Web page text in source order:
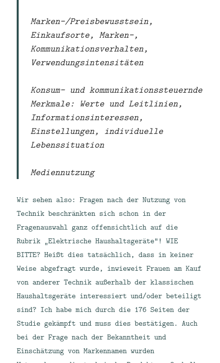
Marken-/Preisbewusstsein,
Einkaufsorte, Marken-,
Kommunikationsverhalten,
Verwendungsintensitäten
Konsum- und kommunikationssteuernde
Merkmale: Werte und Leitlinien,
Informationsinteressen,
Einstellungen, individuelle
Lebenssituation
Mediennutzung
Wir sehen also: Fragen nach der Nutzung von
Technik beschränkten sich schon in der
Fragenauswahl ganz offensichtlich auf die
Rubrik „Elektrische Haushaltsgeräte“! WIE
BITTE? Heißt dies tatsächlich, dass in keiner
Weise abgefragt wurde, inwieweit Frauen am Kauf
von anderer Technik außerhalb der klassischen
Haushaltsgeräte interessiert und/oder beteiligt
sind? Ich habe mich durch die 176 Seiten der
Studie gekämpft und muss dies bestätigen. Auch
bei der Frage nach der Bekanntheit und
Einschätzung von Markennamen wurden